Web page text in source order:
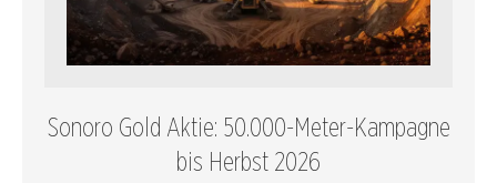
Sonoro Gold Aktie: 50.000-Meter-Kampagne
bis Herbst 2026